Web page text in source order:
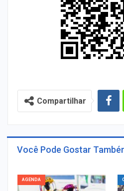
Compartilhar
Você Pode Gostar
AGENDA